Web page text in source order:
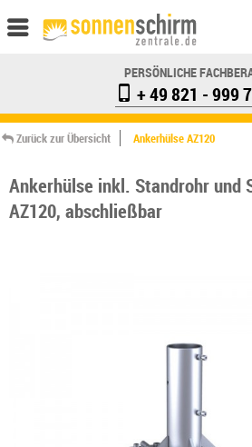
PERSÖNLICHE
+ 49 821 - 999
Zurück zur Übersicht Ankerhülse AZ120
Ankerhülse inkl. Standrohr und
AZ120, abschließbar